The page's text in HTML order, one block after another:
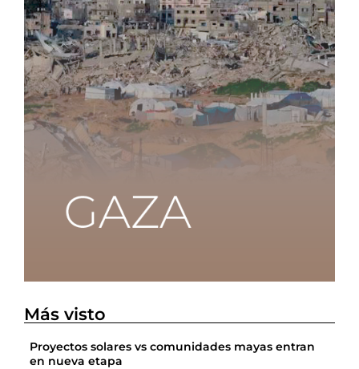
Más visto
Proyectos solares vs comunidades mayas entran
en nueva etapa